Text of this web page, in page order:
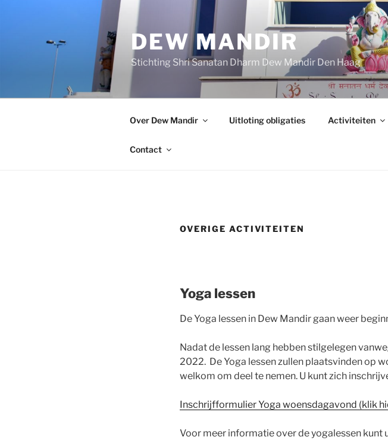
DEW MANDIR
Stichting Shri Sanatan Dharm Dew Mandir Den Haag
Over Dew Mandir Uitloting obligaties Activiteiten
Contact
OVERIGE ACTIVITEITEN
Yoga lessen
De Yoga lessen in Dew Mandir gaan weer
Nadat de lessen lang hebben stilgelegen
2022. De Yoga lessen zullen plaatsvinden op
welkom om deel te nemen. U kunt zich
Inschrijfformulier Yoga woensdagavond (klik
Voor meer informatie over de yogalessen kunt